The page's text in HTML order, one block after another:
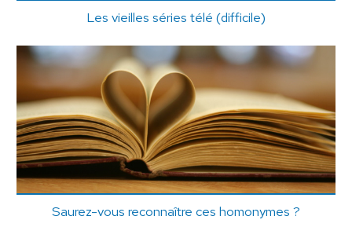
Les vieilles séries télé (difficile)
Saurez-vous reconnaître ces homonymes ?